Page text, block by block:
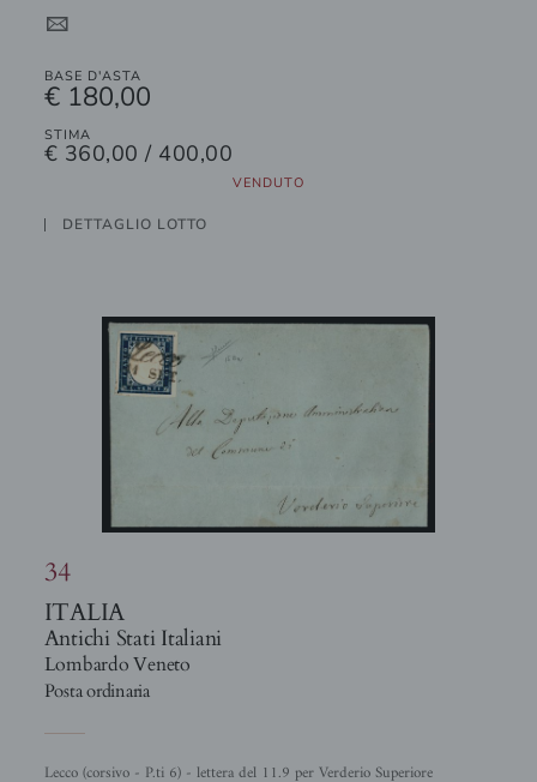
4
BASE D'ASTA
€ 180,00
STIMA
€ 360,00 / 400,00
VENDUTO
DETTAGLIO LOTTO
34
ITALIA
Antichi Stati Italiani
Lombardo Veneto
Posta ordinaria
Lecco (corsivo - P.ti 6) - lettera del 11.9 per Verderio Superiore